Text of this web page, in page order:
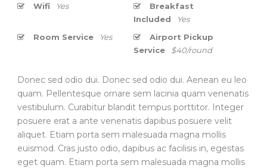
Wifi
Yes
Breakfast
Included
Yes
Room Service
Yes
Airport Pickup
Service
$40/round
Donec sed odio dui. Donec sed odio dui. Aenean eu leo
quam. Pellentesque ornare sem lacinia quam venenatis
vestibulum. Curabitur blandit tempus porttitor. Integer
posuere erat a ante venenatis dapibus posuere velit
aliquet. Etiam porta sem malesuada magna mollis
euismod. Cras justo odio, dapibus ac facilisis in, egestas
eget quam. Etiam porta sem malesuada magna mollis